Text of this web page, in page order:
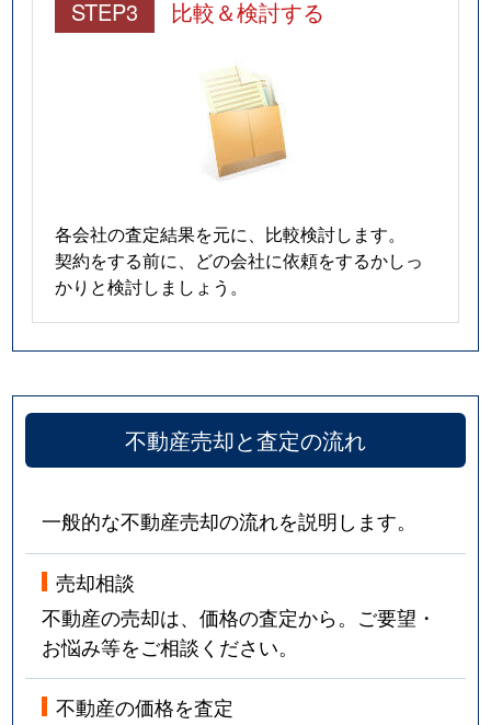
STEP3 比較＆検討する
各会社の査定結果を元に、比較検討します。
契約をする前に、どの会社に依頼をするかしっ
かりと検討しましょう。
不動産売却と査定の流れ
一般的な不動産売却の流れを説明します。
売却相談
不動産の売却は、価格の査定から。ご要望・
お悩み等をご相談ください。
不動産の価格を査定